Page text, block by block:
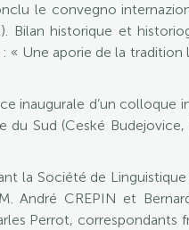
le convegno
historique et
Une aporie de la tradition
inaugurale d’un colloque
Sud (Ceské Budejovice,
la Société de Linguistique
CREPIN et
Perrot, correspondants